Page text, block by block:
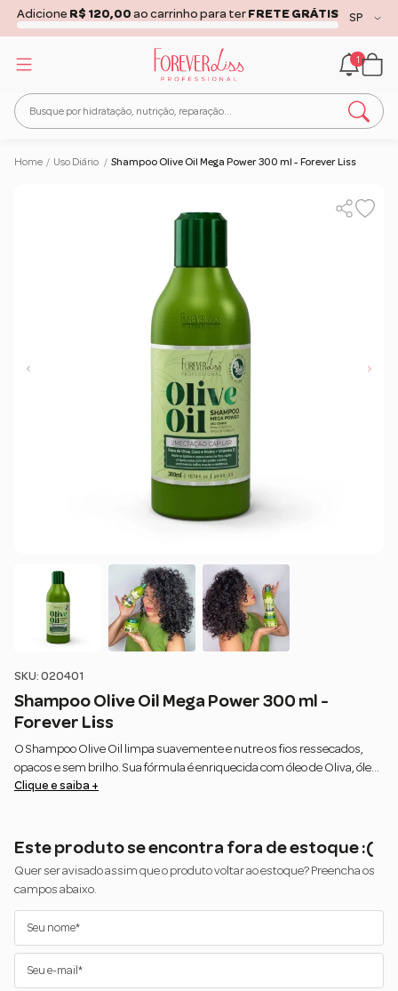
Adicione R$ 120,00 ao carrinho para ter FRETE GRÁTIS
1
Home / Uso Diário / Shampoo Olive Oil Mega Power 300 ml - Forever Liss
SKU: 020401
Shampoo Olive Oil Mega Power 300 ml -
Forever Liss
O Shampoo Olive Oil limpa suavemente e nutre os fios ressecados,
opacos e sem brilho. Sua fórmula é enriquecida com óleo de Oliva, óleo
de coco e óleo de rícino
Clique e saiba +
Este produto se encontra fora de estoque :(
Quer ser avisado assim que o produto voltar ao estoque? Preencha os
campos abaixo.